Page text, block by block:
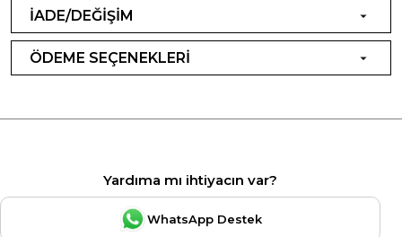
İADE/DEĞİŞİM
ÖDEME SEÇENEKLERİ
Yardıma mı ihtiyacın var?
WhatsApp Destek